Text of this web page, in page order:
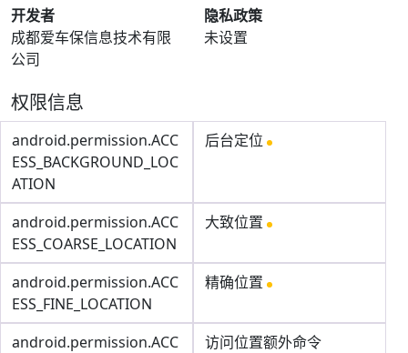
开发者
成都爱车保信息技术有限
公司
隐私政策
未设置
权限信息
android.permission.ACC
ESS_BACKGROUND_LOC
ATION
后台定位
android.permission.ACC
ESS_COARSE_LOCATION
大致位置
android.permission.ACC
ESS_FINE_LOCATION
精确位置
android.permission.ACC
访问位置额外命令